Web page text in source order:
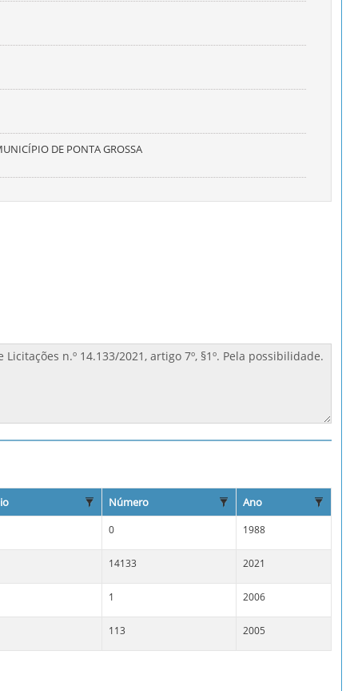
DE PONTA GROSSA
Número Ano
0 1988
14133 2021
1 2006
113 2005